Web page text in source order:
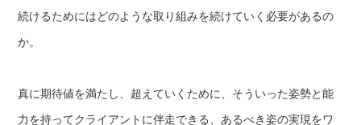
続けるためにはどのような取り組みを続けていく必要があるの
か。
真に期待値を満たし、超えていくために、そういった姿勢と能
力を持ってクライアントに伴走できる、あるべき姿の実現をワ